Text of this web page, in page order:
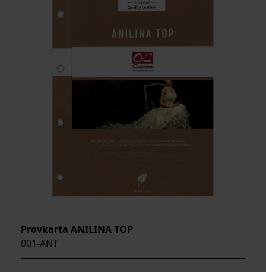
Provkarta ANILINA TOP
001-ANT